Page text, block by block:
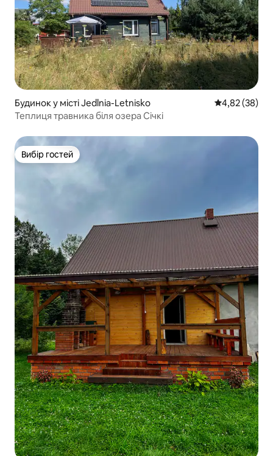
Будинок у місті Jedlnia-Letnisko Середня
4,82 (38)
Теплиця травника біля озера Січкі
Вибір гостей
Вибір гостей